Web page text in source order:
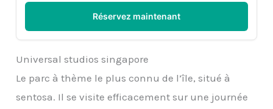
Réservez maintenant
Universal studios singapore
Le parc à thème le plus connu de l’île, situé à
sentosa. Il se visite efficacement sur une journée